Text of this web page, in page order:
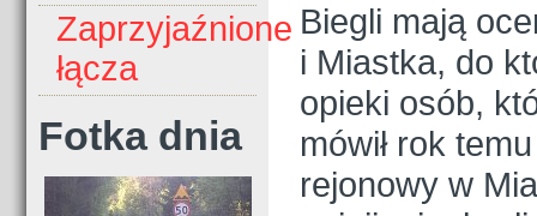
Zaprzyjaźnione
łącza
Fotka dnia
Biegli mają
i Miastka, do
opieki osób,
mówił rok
rejonowy w